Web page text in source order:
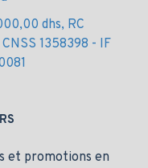
dhs, RC
1358398 - IF
et promotions en